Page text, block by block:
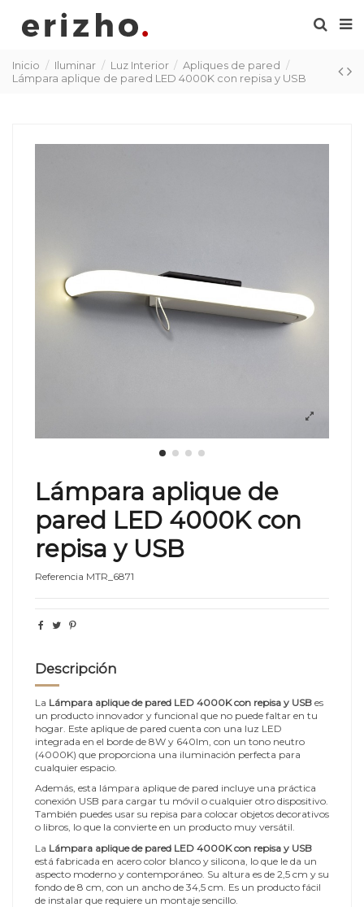
Inicio Iluminar Luz Interior
Apliques de pared
Lámpara aplique de pared LED 4000K con repisa y USB
Lámpara aplique de
pared LED 4000K con
repisa y USB
Referencia MTR_6871
Descripción
La Lámpara aplique de pared LED 4000K con repisa y USB es
un producto innovador y funcional que no puede faltar en tu
hogar. Este aplique de pared cuenta con una luz LED
integrada en el borde de 8W y 640lm, con un tono neutro
(4000K) que proporciona una iluminación perfecta para
cualquier espacio.
Además, esta lámpara aplique de pared incluye una práctica
conexión USB para cargar tu móvil o cualquier otro dispositivo.
También puedes usar su repisa para colocar objetos decorativos
o libros, lo que la convierte en un producto muy versátil.
La Lámpara aplique de pared LED 4000K con repisa y USB
está fabricada en acero color blanco y silicona, lo que le da un
aspecto moderno y contemporáneo. Su altura es de 2,5 cm y su
fondo de 8 cm, con un ancho de 34,5 cm. Es un producto fácil
de instalar que requiere un montaje sencillo.